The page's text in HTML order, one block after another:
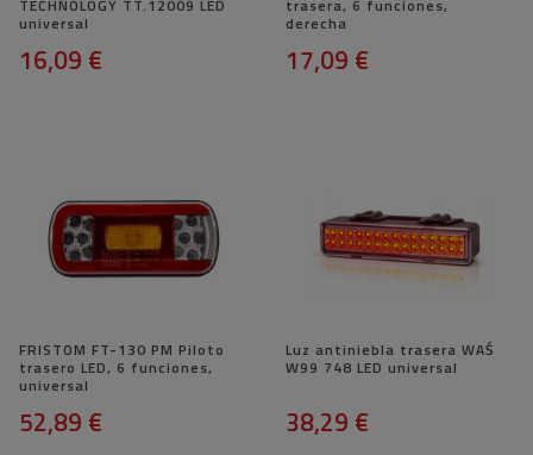
TECHNOLOGY TT.12009 LED
universal
16,09 €
trasera, 6 funciones,
derecha
17,09 €
FRISTOM FT-130 PM Piloto
trasero LED, 6 funciones,
universal
52,89 €
Luz antiniebla trasera WAŚ
W99 748 LED universal
38,29 €